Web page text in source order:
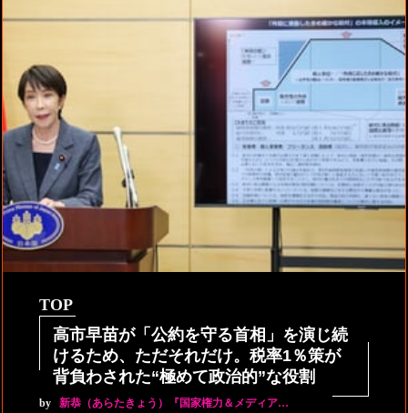
TOP
高市早苗が「公約を守る首相」を演じ続
けるため、ただそれだけ。税率1％策が
背負わされた“極めて政治的”な役割
by 新恭（あらたきょう）『国家権力＆メディア…